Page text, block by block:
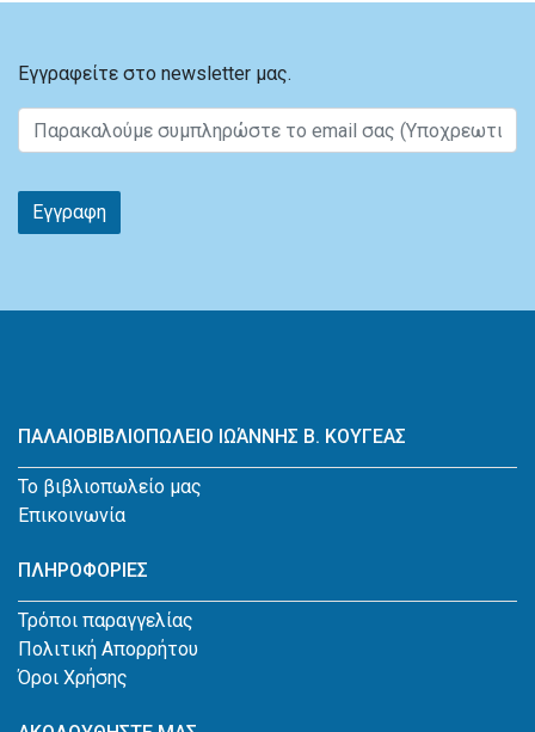
Εγγραφείτε στο newsletter μας.
Εγγραφη
ΠΑΛΑΙΟΒΙΒΛΙΟΠΩΛΕΙΟ ΙΩΆΝΝΗΣ Β. ΚΟΥΓΕΑΣ
Το βιβλιοπωλείο μας
Επικοινωνία
ΠΛΗΡΟΦΟΡΙΕΣ
Τρόποι παραγγελίας
Πολιτική Απορρήτου
Όροι Χρήσης